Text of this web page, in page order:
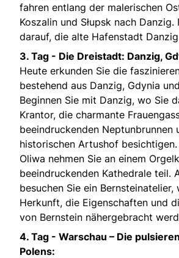
fahren entlang der malerischen
Koszalin und Słupsk nach Danzig.
darauf, die alte Hafenstadt
3. Tag - Die Dreistadt: Danzig,
Heute erkunden Sie die
bestehend aus Danzig, Gdynia
Beginnen Sie mit Danzig, wo Sie
Krantor, die charmante
beeindruckenden Neptunbrunnen
historischen Artushof
Oliwa nehmen Sie an einem
beeindruckenden Kathedrale teil.
besuchen Sie ein Bernsteinatelier,
Herkunft, die Eigenschaften und
von Bernstein nähergebracht
4. Tag - Warschau – Die
Polens: